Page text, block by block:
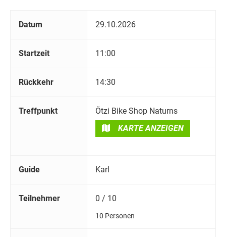
Datum 29.10.2026
Startzeit 11:00
Rückkehr 14:30
Treffpunkt
Ötzi Bike Shop Naturns
KARTE ANZEIGEN
Guide Karl
Teilnehmer 0 / 10
10 Personen